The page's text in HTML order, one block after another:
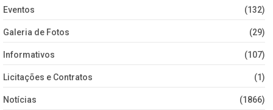
Eventos (132)
Galeria de Fotos (29)
Informativos (107)
Licitações e Contratos (1)
Notícias (1866)